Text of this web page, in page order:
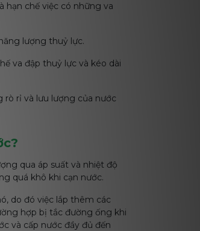
hạn chế việc có những va
lượng thuỷ lực.
va đập thuỷ lực và kéo dài
rò rỉ và lưu lượng của nước
qua áp suất và nhiệt độ
quá khô khi cạn nước.
do đó việc lắp thêm các
hợp bị tắc đường ống khi
và cấp nước đầy đủ đến